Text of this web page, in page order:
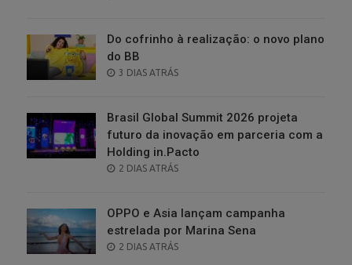
Do cofrinho à realização: o novo plano
do BB
POSTED
3 DIAS ATRÁS
Brasil Global Summit 2026 projeta
futuro da inovação em parceria com a
Holding in.Pacto
POSTED
2 DIAS ATRÁS
OPPO e Asia lançam campanha
estrelada por Marina Sena
POSTED
2 DIAS ATRÁS